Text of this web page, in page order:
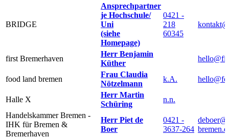
BRIDGE
Ansprechpartner
je Hochschule/
Uni
(siehe
Homepage)
0421 -
218
60345
first Bremerhaven
Herr Benjamin
Küther
food land bremen
Frau Claudia
Nötzelmann
k.A.
Halle X
Herr Martin
Schüring
n.n.
Handelskammer Bremen -
IHK für Bremen &
Bremerhaven
Herr Piet de
Boer
0421 -
3637-264